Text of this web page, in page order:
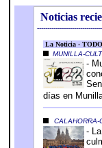
Noticias